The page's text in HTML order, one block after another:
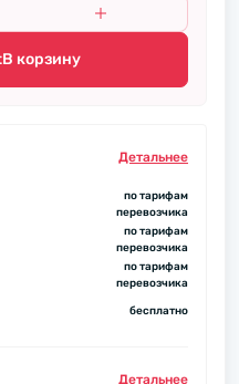
В корзину
Детальнее
по тарифам
перевозчика
по тарифам
перевозчика
по тарифам
перевозчика
бесплатно
Детальнее